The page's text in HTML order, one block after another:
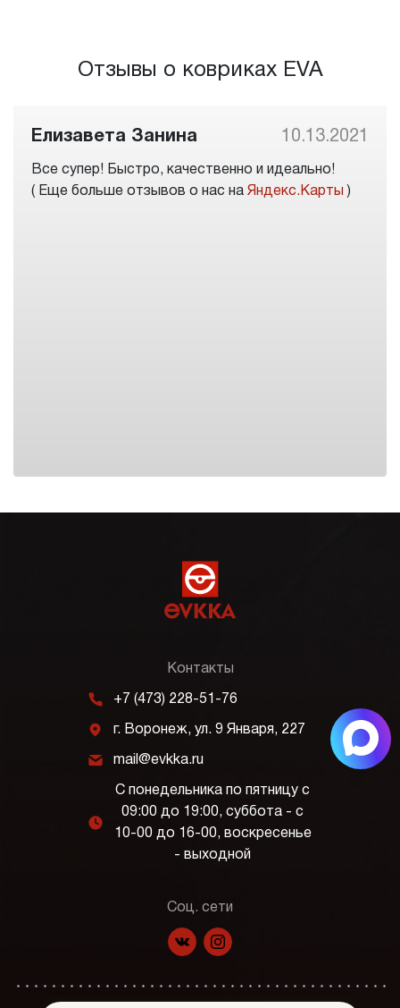
Отзывы о ковриках EVA
Елизавета Занина 10.13.2021
Все супер! Быстро, качественно и идеально!
( Еще больше отзывов о нас на Яндекс.Карты )
Контакты
m +7 (473) 228-51-76
j г. Воронеж, ул. 9 Января, 227
k mail@evkka.ru
l
С понедельника по пятницу с
09:00 до 19:00, суббота - с
10-00 до 16-00, воскресенье
- выходной
Соц. сети
f p